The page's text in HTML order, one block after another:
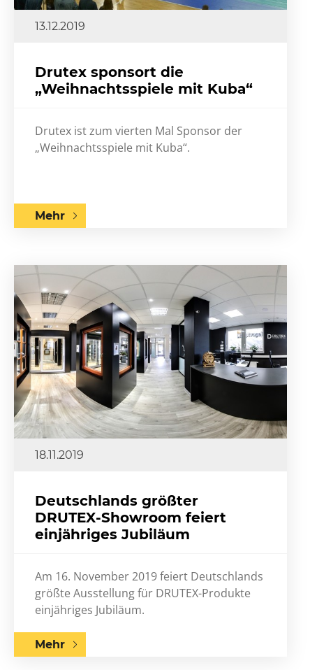
13.12.2019
Drutex sponsort die
„Weihnachtsspiele mit Kuba“
Drutex ist zum vierten Mal Sponsor der
„Weihnachtsspiele mit Kuba“.
Mehr
18.11.2019
Deutschlands größter
DRUTEX-Showroom feiert
einjähriges Jubiläum
Am 16. November 2019 feiert Deutschlands
größte Ausstellung für DRUTEX-Produkte
einjähriges Jubiläum.
Mehr